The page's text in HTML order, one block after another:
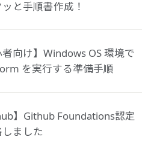
と手順書作成！
向け】Windows OS 環境で
を実行する準備手順
】Github Foundations認定
ました